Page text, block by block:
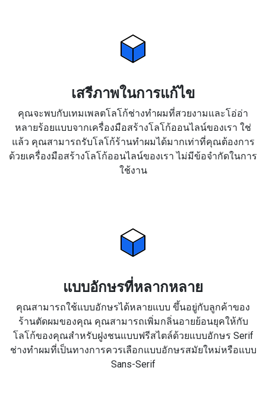
เสรีภาพในการแก้ไข
คุณจะพบกับเทมเพลตโลโก้ช่างทำผมที่สวยงามและโอ่อ่า
หลายร้อยแบบจากเครื่องมือสร้างโลโก้ออนไลน์ของเรา ใช่
แล้ว คุณสามารถรับโลโก้ร้านทำผมได้มากเท่าที่คุณต้องการ
ด้วยเครื่องมือสร้างโลโก้ออนไลน์ของเรา ไม่มีข้อจำกัดในการ
ใช้งาน
แบบอักษรที่หลากหลาย
คุณสามารถใช้แบบอักษรได้หลายแบบ ขึ้นอยู่กับลูกค้าของ
ร้านตัดผมของคุณ คุณสามารถเพิ่มกลิ่นอายย้อนยุคให้กับ
โลโก้ของคุณสำหรับฝูงชนแบบฟรีสไตล์ด้วยแบบอักษร Serif
ช่างทำผมที่เป็นทางการควรเลือกแบบอักษรสมัยใหม่หรือแบบ
Sans-Serif